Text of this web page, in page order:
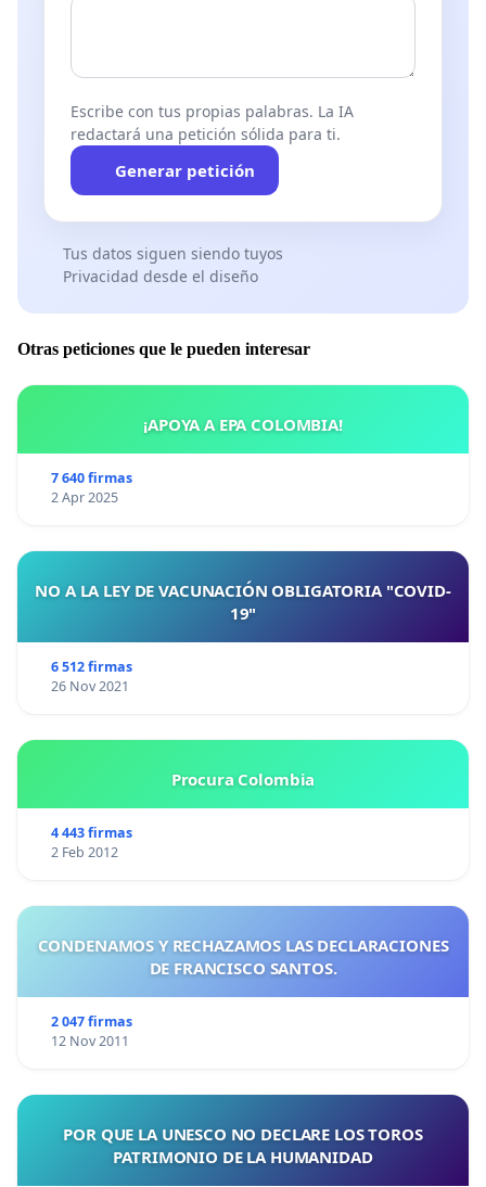
Escribe con tus propias palabras. La IA
redactará una petición sólida para ti.
Generar petición
Tus datos siguen siendo tuyos
Privacidad desde el diseño
Otras peticiones que le pueden interesar
¡APOYA A EPA COLOMBIA!
7 640 firmas
2 Apr 2025
NO A LA LEY DE VACUNACIÓN OBLIGATORIA "COVID-
19"
6 512 firmas
26 Nov 2021
Procura Colombia
4 443 firmas
2 Feb 2012
CONDENAMOS Y RECHAZAMOS LAS DECLARACIONES
DE FRANCISCO SANTOS.
2 047 firmas
12 Nov 2011
POR QUE LA UNESCO NO DECLARE LOS TOROS
PATRIMONIO DE LA HUMANIDAD